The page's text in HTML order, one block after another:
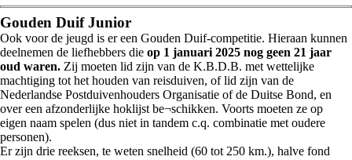
Gouden Duif Junior
Ook voor de jeugd is er een Gouden Duif‑competitie. Hieraan kunnen
deelnemen de liefhebbers die op 1 januari 2025 nog geen 21 jaar
oud waren. Zij moeten lid zijn van de K.B.D.B. met wettelijke
machtiging tot het houden van reisduiven, of lid zijn van de
Nederlandse Postduivenhouders Organisatie of de Duitse Bond, en
over een afzonderlijke hoklijst be¬schikken. Voorts moeten ze op
eigen naam spelen (dus niet in tandem c.q. combinatie met oudere
personen).
Er zijn drie reeksen, te weten snelheid (60 tot 250 km.), halve fond